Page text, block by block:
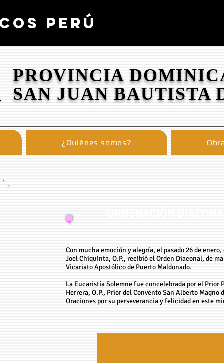
PERÚ
PROVINCIA
SAN JUAN BAUTISTA
¿Quiénes somos?
Con mucha emoción y alegría, el pasado 26 de
Joel Chiquinta, O.P., recibió el Orden Diaconal, de
Vicariato Apostólico de Puerto Maldonado.
La Eucaristía Solemne fue concelebrada por el Prior
Herrera, O.P., Prior del Convento San Alberto Magno
Oraciones por su perseverancia y felicidad en este